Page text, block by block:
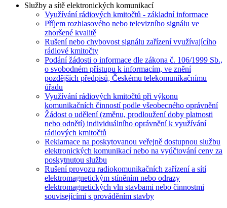
Služby a sítě elektronických komunikací
Využívání rádiových kmitočtů - základní informace
Příjem rozhlasového nebo televizního signálu ve
zhoršené kvalitě
Rušení nebo chybovost signálu zařízení využívajícího
rádiové kmitočty
Podání žádosti o informace dle zákona č. 106/1999 Sb.,
o svobodném přístupu k informacím, ve znění
pozdějších předpisů, Českému telekomunikačnímu
úřadu
Využívání rádiových kmitočtů při výkonu
komunikačních činností podle všeobecného oprávnění
Žádost o udělení (změnu, prodloužení doby platnosti
nebo odnětí) individuálního oprávnění k využívání
rádiových kmitočtů
Reklamace na poskytovanou veřejně dostupnou službu
elektronických komunikací nebo na vyúčtování ceny za
poskytnutou službu
Rušení provozu radiokomunikačních zařízení a sítí
elektromagnetickým stíněním nebo odrazy
elektromagnetických vln stavbami nebo činnostmi
souvisejícími s prováděním stavby